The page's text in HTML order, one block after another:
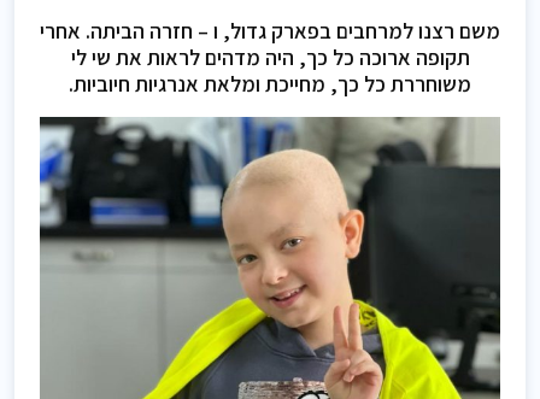
משם רצנו למרחבים בפארק גדול, ו – חזרה הביתה. אחרי
תקופה ארוכה כל כך, היה מדהים לראות את שי לי
משוחררת כל כך, מחייכת ומלאת אנרגיות חיוביות.